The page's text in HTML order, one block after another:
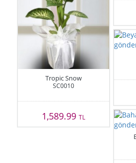
Tropic Snow
SC0010
1,589.99TL